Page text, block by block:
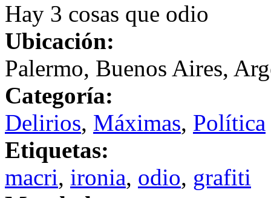
Hay 3 cosas que odio
Ubicación:
Palermo, Buenos Aires,
Categoría:
Delirios, Máximas, Política
Etiquetas:
macri, ironia, odio, grafiti